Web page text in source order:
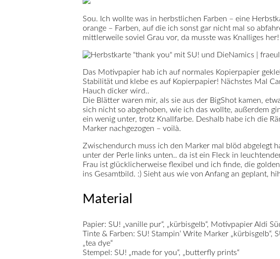
Sou. Ich wollte was in herbstlichen Farben – eine
orange – Farben, auf die ich sonst gar nicht mal so
mittlerweile soviel Grau vor, da musste was Knalliges her!
Das Motivpapier hab ich auf normales Kopierpapier
Stabilität und klebe es auf Kopierpapier! Nächstes Mal
Hauch dicker wird..
Die Blätter waren mir, als sie aus der BigShot kamen,
sich nicht so abgehoben, wie ich das wollte, außerdem
ein wenig unter, trotz Knallfarbe. Deshalb habe ich die
Marker nachgezogen – voilà.
Zwischendurch muss ich den Marker mal blöd abgelegt
unter der Perle links unten.. da ist ein Fleck in
Frau ist glücklicherweise flexibel und ich finde, die
ins Gesamtbild. :) Sieht aus wie von Anfang an geplant,
Material
Papier: SU! „vanille pur“, „kürbisgelb“, Motivpapier Aldi
Tinte & Farben: SU! Stampin‘ Write Marker „kürbisgelb“,
„tea dye“
Stempel: SU! „made for you“, „butterfly prints“